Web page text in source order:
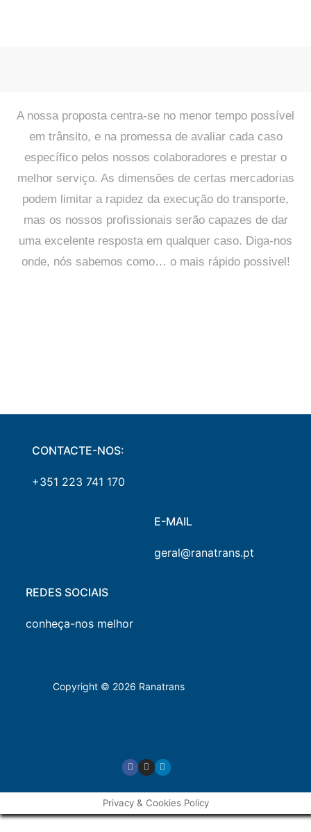
A nossa proposta centra-se no menor tempo possível
em trânsito, e na promessa de avaliar cada caso
específico pelos nossos colaboradores e prestar o
melhor serviço. As dimensões de certas mercadorias
podem limitar a rapidez da execução do transporte,
mas os nossos profissionais serão capazes de dar
uma excelente resposta em qualquer caso. Diga-nos
onde, nós sabemos como… o mais rápido possivel!
CONTACTE-NOS:
+351 223 741 170
E-MAIL
geral@ranatrans.pt
REDES SOCIAIS
conheça-nos melhor
Copyright © 2026 Ranatrans
Privacy & Cookies Policy